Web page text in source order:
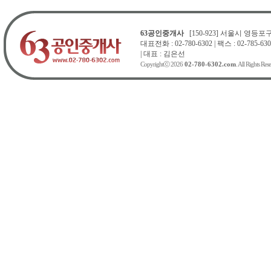
63공인중개사[150-923] 서울시 영등포
대표전화 : 02-780-6302 | 팩스 : 02-785-
| 대표 : 김은선
Copyrightⓒ 2026 02-780-6302.com. All Rights